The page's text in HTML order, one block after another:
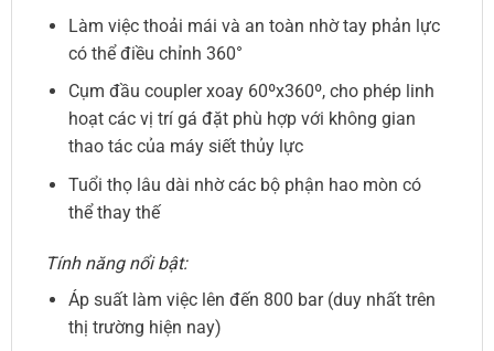
Làm việc thoải mái và an toàn nhờ tay phản lực
có thể điều chỉnh 360°
Cụm đầu coupler xoay 60ºx360º, cho phép linh
hoạt các vị trí gá đặt phù hợp với không gian
thao tác của máy siết thủy lực
Tuổi thọ lâu dài nhờ các bộ phận hao mòn có
thể thay thế
Tính năng nổi bật:
Áp suất làm việc lên đến 800 bar (duy nhất trên
thị trường hiện nay)